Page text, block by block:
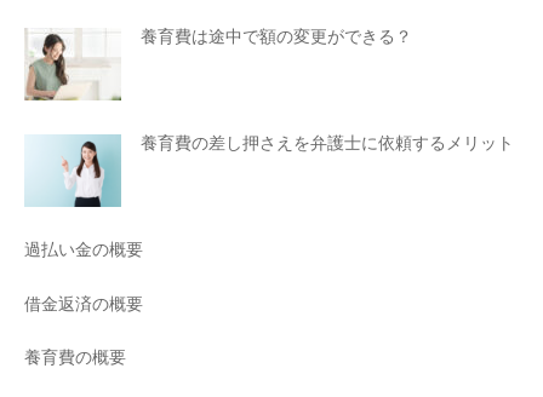
養育費は途中で額の変更ができる？
養育費の差し押さえを弁護士に依頼するメリット
過払い金の概要
借金返済の概要
養育費の概要